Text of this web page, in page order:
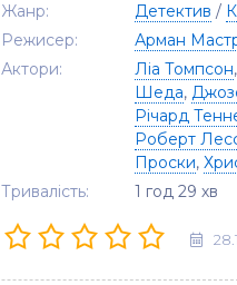
Жанр:
Детектив /
Режисер:
Арман
Актори:
Ліа Томпсон,
Шеда,
Річард
Роберт
Проски,
Тривалість:
1 год 29 хв